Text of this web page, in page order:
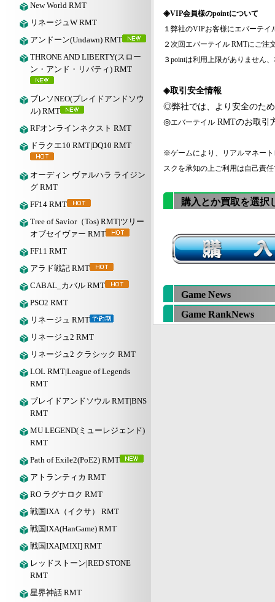
New World RMT
リネージュW RMT
アンドーン(Undawn) RMT
THRONE AND LIBERTY(スロー
ン・アンド・リバティ) RMT
ブレソNEO(ブレイドアンドソウ
ル) RMT
RFオンラインネクスト RMT
ドラクエ10 RMT|DQ10 RMT
オーディン ヴァルハラ ライジン
グ RMT
FF14 RMT
Tree of Savior（Tos) RMT|ツリー
オブセイヴァー RMT
FF11 RMT
アラド戦記 RMT
CABAL_カバル RMT
PSO2 RMT
リネージュ RMT
リネージュ2 RMT
リネージュ2 クラシック RMT
LOL RMT|League of Legends
RMT
ブレイドアンドソウル RMT|BNS
RMT
MU LEGEND(ミューレジェンド)
RMT
Path of Exile2(PoE2) RMT
アトランティカ RMT
RO ラグナロク RMT
戦国IXA（イクサ） RMT
戦国IXA(HanGame) RMT
戦国IXA[MIXI] RMT
レッドストーン|RED STONE
RMT
星界神話 RMT
◈VIP会員様のpointについて
１弊社のVIPお客様にエバーテイ
２次回エバーテイル RMTにご注
３ pointは利用上限がありません
◈取引安全情報
◎弊社では、より安全のた
◎エバーテイル RMTのお取引
※ゲームにより、リアルマネー
スクを承知の上ご利用は自己責
購入とか買取を選択
Game News
Game RankNews